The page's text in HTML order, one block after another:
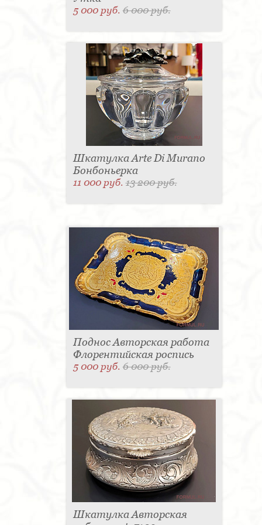
5 000 руб.6 000 руб.
Шкатулка Arte Di Murano
Бонбоньерка
11 000 руб.13 200 руб.
Поднос Авторская работа
Флорентийская роспись
5 000 руб.6 000 руб.
Шкатулка Авторская